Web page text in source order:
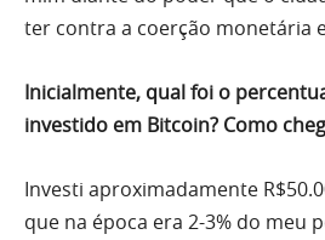
ter contra a coerção monetária
Inicialmente, qual foi o
investido em Bitcoin? Como
Investi aproximadamente
que na época era 2-3% do meu